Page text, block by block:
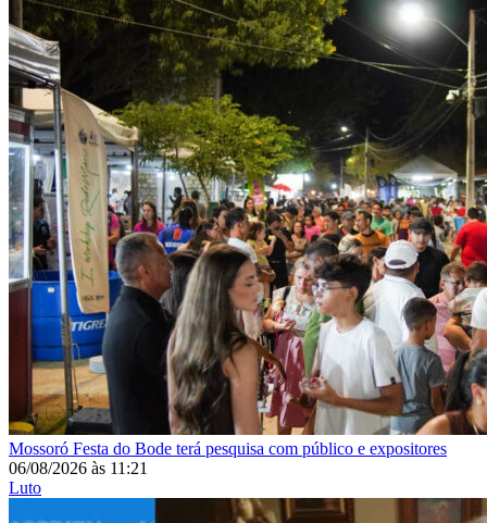
Mossoró Festa do Bode terá pesquisa com público e expositores
06/08/2026 às 11:21
Luto